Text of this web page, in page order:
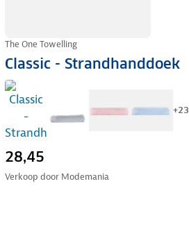
The One Towelling
Classic - Strandhanddoek
+23
28,45
Verkoop door Modemania